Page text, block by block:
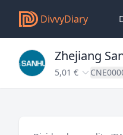
DivvyDiary
Zhejiang
5,01 €